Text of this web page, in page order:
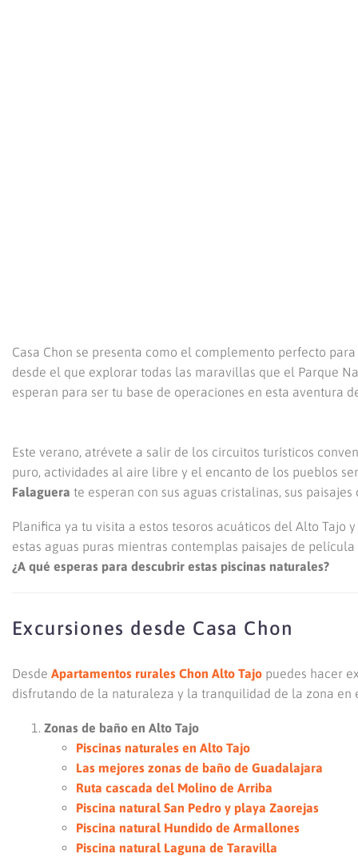
Casa Chon se presenta como el complemento perfecto
desde el que explorar todas las maravillas que el Parque
esperan para ser tu base de operaciones en esta aventura
Este verano, atrévete a salir de los circuitos turísticos
puro, actividades al aire libre y el encanto de los pueblos
Falaguera te esperan con sus aguas cristalinas, sus
Planifica ya tu visita a estos tesoros acuáticos del Alto Tajo
estas aguas puras mientras contemplas paisajes de película
¿A qué esperas para descubrir estas piscinas naturales?
Excursiones desde Casa Chon
Desde Apartamentos rurales Chon Alto Tajo puedes hacer
disfrutando de la naturaleza y la tranquilidad de la zona en
Zonas de baño en Alto Tajo
Piscinas naturales en Alto Tajo
Las mejores zonas de baño de Guadalajara
Ruta cascada del Molino de Arriba
Piscina natural San Pedro y playa Zaorejas
Piscina natural Hundido de Armallones
Piscina natural Laguna de Taravilla